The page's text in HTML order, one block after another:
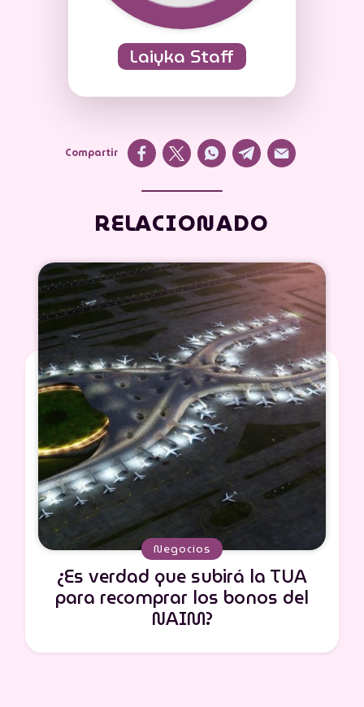
Compartir
RELACIONADO
Negocios
¿Es verdad que subirá la TUA
para recomprar los bonos del
NAIM?
Laiyka Staff